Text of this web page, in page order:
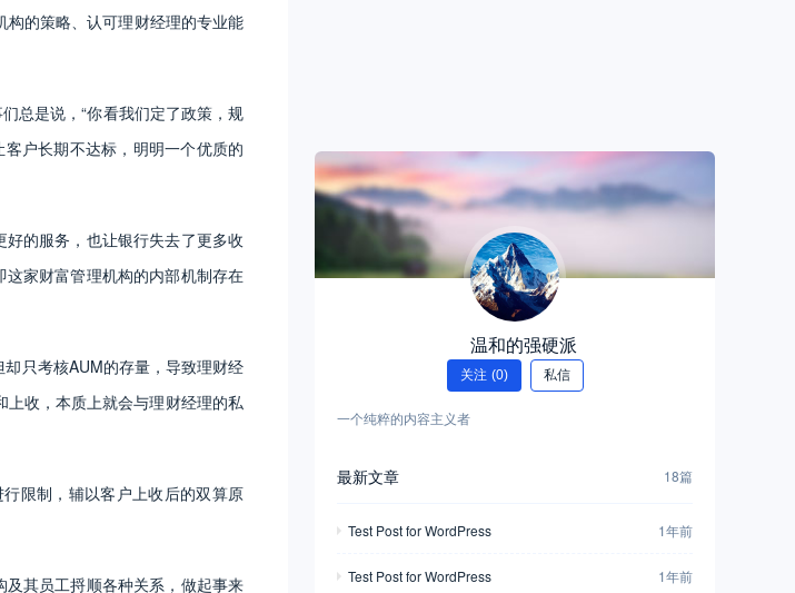
构的策略、认可理财经理的专业能
总是说，“你看我们定了政策，规
户长期不达标，明明一个优质的
的服务，也让银行失去了更多收
家财富管理机构的内部机制存在
只考核AUM的存量，导致理财经
收，本质上就会与理财经理的私
限制，辅以客户上收后的双算原
其员工捋顺各种关系，做起事来
温和的强硬派
关注 (0) 私信
一个纯粹的内容主义者
最新文章 18篇
Test Post for WordPress 1年前
Test Post for WordPress 1年前